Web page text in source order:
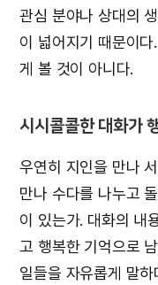
관심 분야나 상대의
이 넓어지기 때문이
게 볼 것이 아니다.
시시콜콜한 대화가
우연히 지인을 만나
만나 수다를 나누고
이 있는가. 대화의 내
고 행복한 기억으로
일들을 자유롭게 말